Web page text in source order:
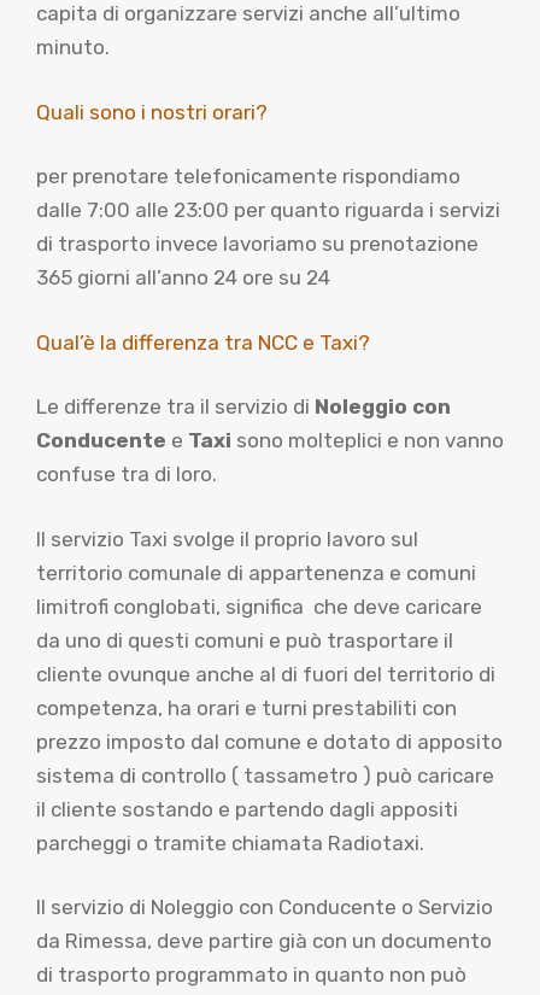
capita di organizzare servizi anche all’ultimo
minuto.
Quali sono i nostri orari?
per prenotare telefonicamente rispondiamo
dalle 7:00 alle 23:00 per quanto riguarda i servizi
di trasporto invece lavoriamo su prenotazione
365 giorni all’anno 24 ore su 24
Qual’è la differenza tra NCC e Taxi?
Le differenze tra il servizio di Noleggio con
Conducente e Taxi sono molteplici e non vanno
confuse tra di loro.
Il servizio Taxi svolge il proprio lavoro sul
territorio comunale di appartenenza e comuni
limitrofi conglobati, significa che deve caricare
da uno di questi comuni e può trasportare il
cliente ovunque anche al di fuori del territorio di
competenza, ha orari e turni prestabiliti con
prezzo imposto dal comune e dotato di apposito
sistema di controllo ( tassametro ) può caricare
il cliente sostando e partendo dagli appositi
parcheggi o tramite chiamata Radiotaxi.
Il servizio di Noleggio con Conducente o Servizio
da Rimessa, deve partire già con un documento
di trasporto programmato in quanto non può